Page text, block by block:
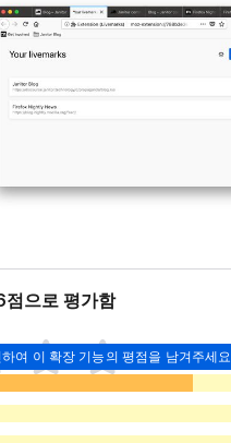
으로 평가함
하여 이 확장 기능의 평점을 남겨주세요